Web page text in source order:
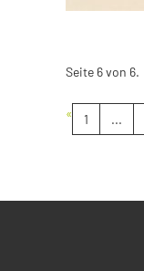
Seite 6 von 6.
« 1 ...